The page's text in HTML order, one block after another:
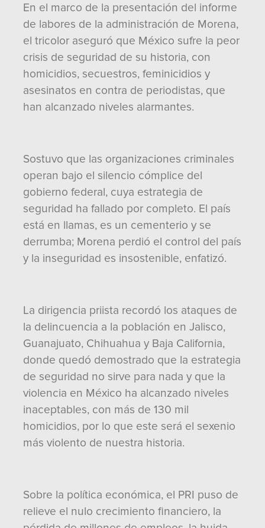
En el marco de la presentación del informe
de labores de la administración de Morena,
el tricolor aseguró que México sufre la peor
crisis de seguridad de su historia, con
homicidios, secuestros, feminicidios y
asesinatos en contra de periodistas, que
han alcanzado niveles alarmantes.
Sostuvo que las organizaciones criminales
operan bajo el silencio cómplice del
gobierno federal, cuya estrategia de
seguridad ha fallado por completo. El país
está en llamas, es un cementerio y se
derrumba; Morena perdió el control del país
y la inseguridad es insostenible, enfatizó.
La dirigencia priista recordó los ataques de
la delincuencia a la población en Jalisco,
Guanajuato, Chihuahua y Baja California,
donde quedó demostrado que la estrategia
de seguridad no sirve para nada y que la
violencia en México ha alcanzado niveles
inaceptables, con más de 130 mil
homicidios, por lo que este será el sexenio
más violento de nuestra historia.
Sobre la política económica, el PRI puso de
relieve el nulo crecimiento financiero, la